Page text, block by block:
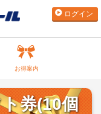
ログイン
お得案内
券(10個